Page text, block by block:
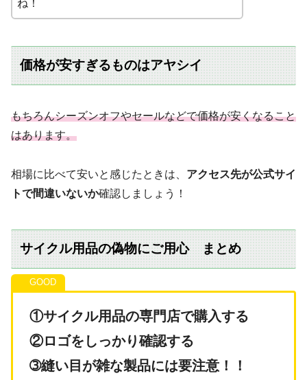
ね！
価格が安すぎるものはアヤシイ
もちろんシーズンオフやセールなどで価格が安くなること
はあります。
相場に比べて安いと感じたときは、 アクセス先が公式サイ
トで間違いないか確認しましょう！
サイクル用品の偽物にご用心 まとめ
①サイクル用品の専門店で購入する
②ロゴをしっかり確認する
➂縫い目が雑な製品には要注意！！